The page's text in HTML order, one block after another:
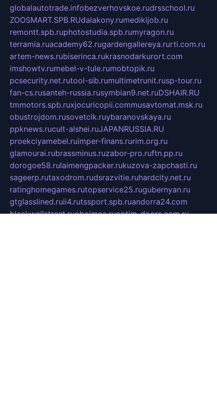
globalautotrade.infobezverhovskoe.rudrsschool.ru
ZOOSMART.SPB.RUdalakony.rumedikijob.ru
remontt.spb.ruphotostudia.spb.rumyragon.ru
terramia.ruacademy62.rugardengallereya.rurti.com.ru
artem-news.rubiserinca.rukrasnodarkurort.com
imshowtv.rumebel-v-tule.rumobtopik.ru
pcsecurity.net.rutool-sib.rumultimetrunit.rusp-tour.ru
fan-cs.rusanteh-russia.rusymbian9.net.ruDSHAIR.RU
tmmotors.spb.ruxjocuricopii.commusavtomat.msk.ru
obustrojdom.rusovetcik.ruybaranovskaya.ru
ppknews.rucult-alshei.ruJAPANRUSSIA.RU
proekciyamebel.ruimper-finans.rurim.org.ru
glamourai.rubrassminus.ruzabor-pro.ruftn.pp.ru
dorogoe58.rulaimengpacker.rukuzova-zapchasti.ru
sageerp.rutaxodrom.rudsrazvitie.ruhardcity.net.ru
ratinghomegames.rutopservice25.rugubernyan.ru
gtglasslined.ruii4.rutssport.spb.ruandorra24.com
blackwallstreet.ruoboimos.ruoptim-doors.com.ru